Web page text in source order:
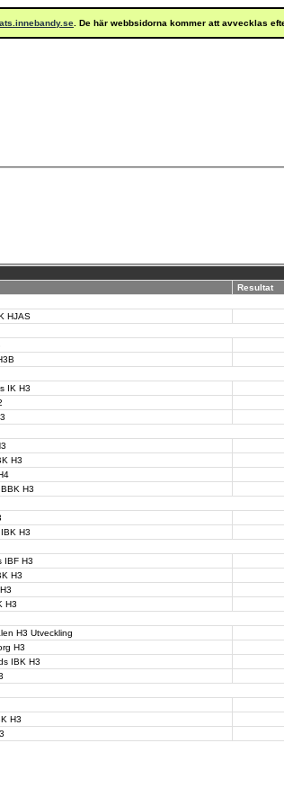
. De här webbsidorna kommer att avvecklas
Resultat
HJAS
IK H3
H3
H3
H3
IBF H3
H3
H3
H3 Utveckling
H3
IBK H3
H3